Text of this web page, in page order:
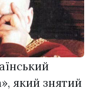
який знятий